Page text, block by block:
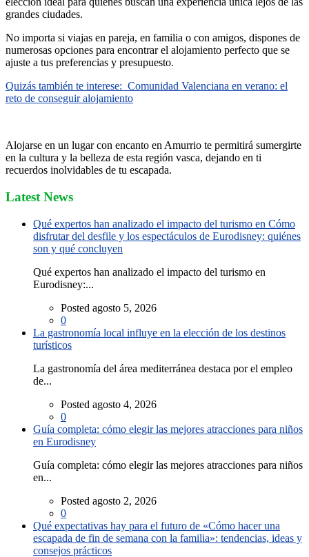
grandes ciudades.
No importa si viajas en pareja, en familia o con amigos, dispones de
numerosas opciones para encontrar el alojamiento perfecto que se
ajuste a tus preferencias y presupuesto.
Quizás también te interese: Comunidad Valenciana en verano: el
reto de conseguir alojamiento
Alojarse en un lugar con encanto en Amurrio te permitirá sumergirte
en la cultura y la belleza de esta región vasca, dejando en ti
recuerdos inolvidables de tu escapada.
Latest News
Qué expertos han analizado el impacto del turismo en Cómo
disfrutar del desfile y los espectáculos de Eurodisney: quiénes
son y qué concluyen
Qué expertos han analizado el impacto del turismo en
Eurodisney:...
Posted agosto 5, 2026
0
La gastronomía local influye en la elección de los destinos
turísticos
La gastronomía del área mediterránea destaca por el empleo
de...
Posted agosto 4, 2026
0
Guía completa: cómo elegir las mejores atracciones para niños
en Eurodisney
Guía completa: cómo elegir las mejores atracciones para niños
en...
Posted agosto 2, 2026
0
Qué expectativas hay para el futuro de «Cómo hacer una
escapada de fin de semana con la familia»: tendencias, ideas y
consejos prácticos